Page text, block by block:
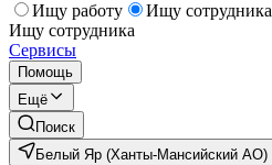
Ищу работу
Ищу сотрудника
Ищу сотрудника
Сервисы
Помощь
Ещё
Поиск
Белый Яр (Ханты-Мансийский АО)